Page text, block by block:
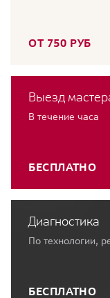
ОТ 750 РУБ
Выезд
В течение часа
БЕСПЛАТНО
Диагностика
По технологии,
БЕСПЛАТНО